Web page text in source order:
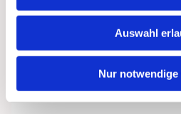
Auswahl
Nur notwendige